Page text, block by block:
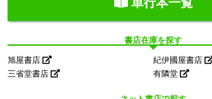
書店在庫を探す
旭屋書店
紀伊國屋書店
三省堂書店
有隣堂